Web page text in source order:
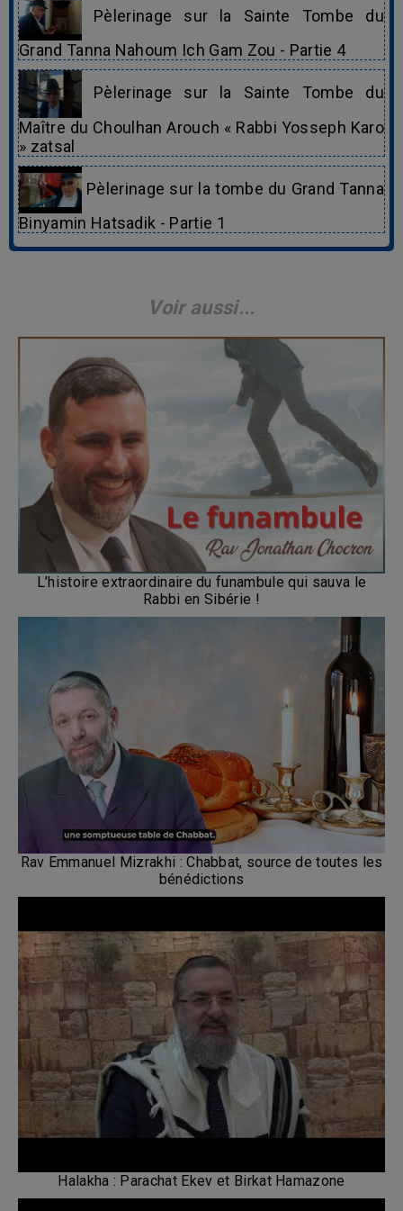
Pèlerinage sur la Sainte Tombe du
Grand Tanna Nahoum Ich Gam Zou - Partie 4
Pèlerinage sur la Sainte Tombe du
Maître du Choulhan Arouch « Rabbi Yosseph Karo
» zatsal
Pèlerinage sur la tombe du Grand Tanna
Binyamin Hatsadik - Partie 1
Voir aussi...
L’histoire extraordinaire du funambule qui sauva le
Rabbi en Sibérie !
Rav Emmanuel Mizrakhi : Chabbat, source de toutes les
bénédictions
Halakha : Parachat Ekev et Birkat Hamazone